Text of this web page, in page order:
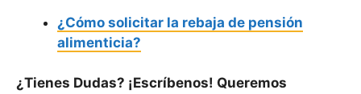
¿Cómo solicitar la rebaja de pensión
alimenticia?
¿Tienes Dudas? ¡Escríbenos! Queremos